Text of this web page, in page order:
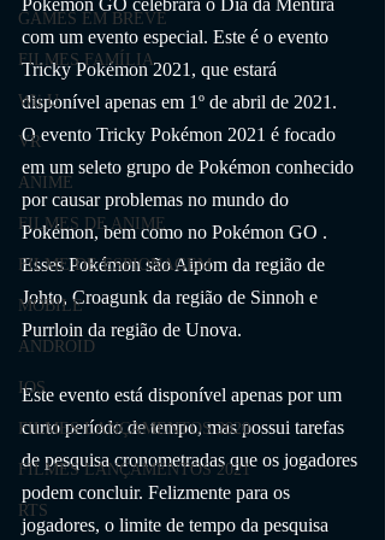
GAMES EM BREVE
FILMES FAMÍLIA
Wii U
VR
ANIME
FILMES DE ANIME
FILME DE ESPIONAGEM
MOBILE
ANDROID
IOS
FILMES LANÇAMENTOS 2020
FILMES LANÇAMENTOS 2021
RTS
Pokémon GO celebrará o Dia da Mentira
com um evento especial. Este é o evento
Tricky Pokémon 2021, que estará
disponível apenas em 1º de abril de 2021.
O evento Tricky Pokémon 2021 é focado
em um seleto grupo de Pokémon conhecido
por causar problemas no mundo do
Pokémon, bem como no Pokémon GO .
Esses Pokémon são Aipom da região de
Johto, Croagunk da região de Sinnoh e
Purrloin da região de Unova.
Este evento está disponível apenas por um
curto período de tempo, mas possui tarefas
de pesquisa cronometradas que os jogadores
podem concluir. Felizmente para os
jogadores, o limite de tempo da pesquisa